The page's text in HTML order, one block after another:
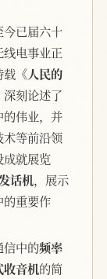
已届六十
电事业正
载 《人民的
深刻论述了
伟业，并
等前沿领
成就展览
话机，展示
的重要作
信中的频率
收音机的简